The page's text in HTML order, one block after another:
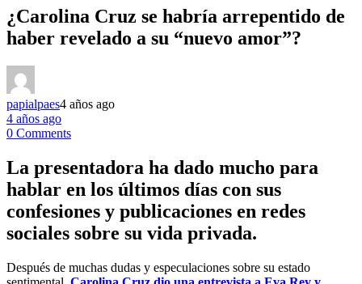
¿Carolina Cruz se habría arrepentido de
haber revelado a su “nuevo amor”?
papialpaes4 años ago
4 años ago
0 Comments
La presentadora ha dado mucho para
hablar en los últimos días con sus
confesiones y publicaciones en redes
sociales sobre su vida privada.
Después de muchas dudas y especulaciones sobre su estado